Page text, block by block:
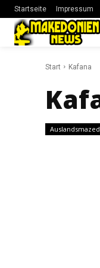
Startseite Impressum
Start Kafana